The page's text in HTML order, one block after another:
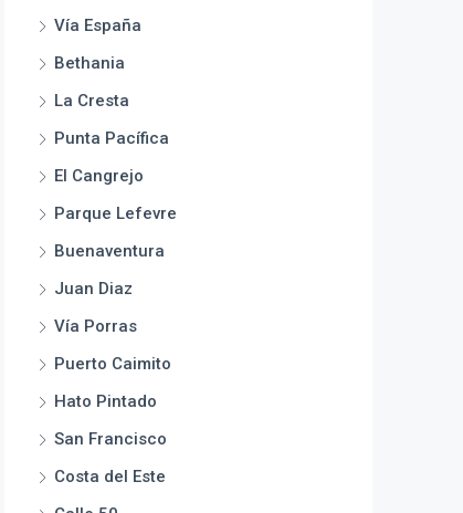
Vía España
Bethania
La Cresta
Punta Pacífica
El Cangrejo
Parque Lefevre
Buenaventura
Juan Diaz
Vía Porras
Puerto Caimito
Hato Pintado
San Francisco
Costa del Este